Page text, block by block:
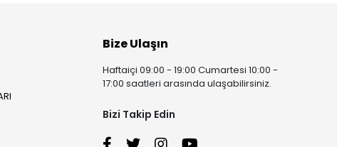
Bize Ulaşın
Haftaiçi 09:00 - 19:00 Cumartesi 10:00 -
17:00 saatleri arasında ulaşabilirsiniz.
Bizi Takip Edin